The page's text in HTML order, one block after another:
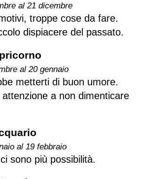
al 21 dicembre
troppe cose da fare.
dispiacere del passato.
al 20 gennaio
metterti di buon umore.
a non dimenticare
al 19 febbraio
sono più possibilità.